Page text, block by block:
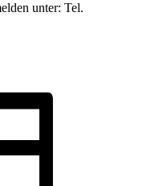
unter: Tel.